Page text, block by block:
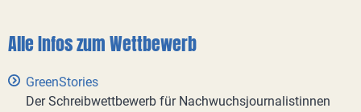
Alle Infos zum Wettbewerb
GreenStories
Der Schreibwettbewerb für Nachwuchsjournalistinnen